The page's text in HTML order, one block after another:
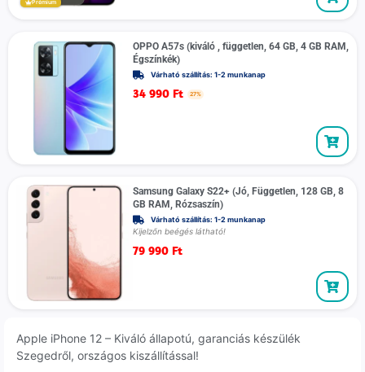
Prémium
OPPO A57s (kiváló , független, 64 GB, 4 GB RAM,
Égszínkék)
Várható szállítás: 1-2 munkanap
34 990 Ft 27%
Samsung Galaxy S22+ (Jó, Független, 128 GB, 8
GB RAM, Rózsaszín)
Várható szállítás: 1-2 munkanap
Kijelzőn beégés látható!
79 990 Ft
Apple iPhone 12 – Kiváló állapotú, garanciás készülék
Szegedről, országos kiszállítással!